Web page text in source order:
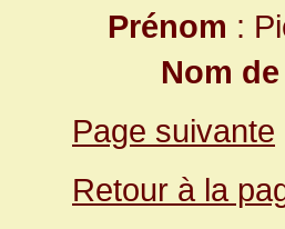
Prénom :
Nom
Page suivante
Retour à la